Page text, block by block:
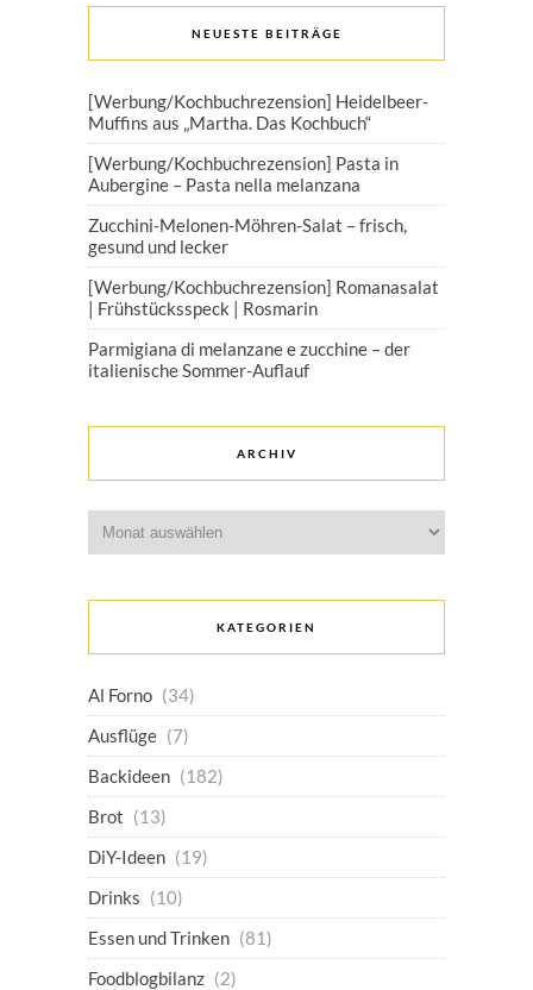
NEUESTE BEITRÄGE
[Werbung/Kochbuchrezension] Heidelbeer-
Muffins aus „Martha. Das Kochbuch“
[Werbung/Kochbuchrezension] Pasta in
Aubergine – Pasta nella melanzana
Zucchini-Melonen-Möhren-Salat – frisch,
gesund und lecker
[Werbung/Kochbuchrezension] Romanasalat
| Frühstücksspeck | Rosmarin
Parmigiana di melanzane e zucchine – der
italienische Sommer-Auflauf
ARCHIV
KATEGORIEN
Al Forno (34)
Ausflüge (7)
Backideen (182)
Brot (13)
DiY-Ideen (19)
Drinks (10)
Essen und Trinken (81)
Foodblogbilanz (2)